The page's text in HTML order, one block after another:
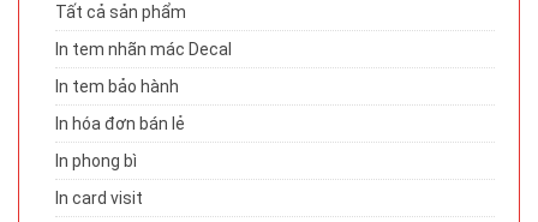
Tất cả sản phẩm
In tem nhãn mác Decal
In tem bảo hành
In hóa đơn bán lẻ
In phong bì
In card visit